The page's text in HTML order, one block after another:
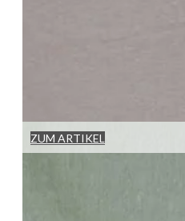
ZUM ARTIKEL